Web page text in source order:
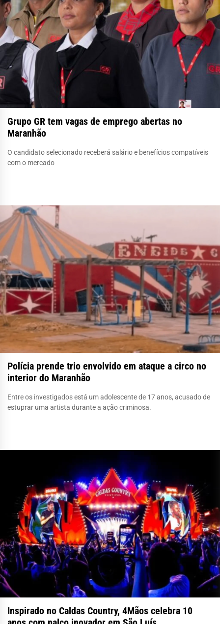
Grupo GR tem vagas de emprego abertas no
Maranhão
O candidato selecionado receberá salário e benefícios compatíveis
com o mercado
Polícia prende trio envolvido em ataque a circo no
interior do Maranhão
Entre os investigados está um adolescente de 17 anos, acusado de
estuprar uma artista durante a ação criminosa.
Inspirado no Caldas Country, 4Mãos celebra 10